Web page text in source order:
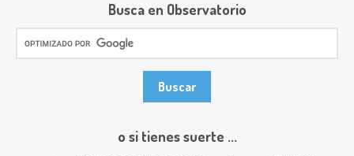
Busca en Observatorio
o si tienes suerte ...